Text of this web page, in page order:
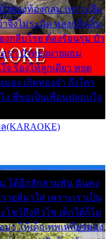
วทองท้องกลม เพราะลืม
จึงไม่ระมัด หลงกลิ่นลิ้น
งกลีบโรย ต้องร้อนรุม บัว
รา บัวทองผ่ายผอม
จ ร้องไห้ลูกเดียว หยุด
อง เถิดทองจ๋า ถึงใคร
ง พี่ขอเป็นเพื่อนปลอบใจ
(KARAOKE)
ได้อีกสักสามพัน ฉันคง
ายส์มาใส่ เพราะเราเป็น
โชว์ถึงหิวโซ เด็กใต้ก็ไม่
า ให้เด็กเทพเหลียวมอง